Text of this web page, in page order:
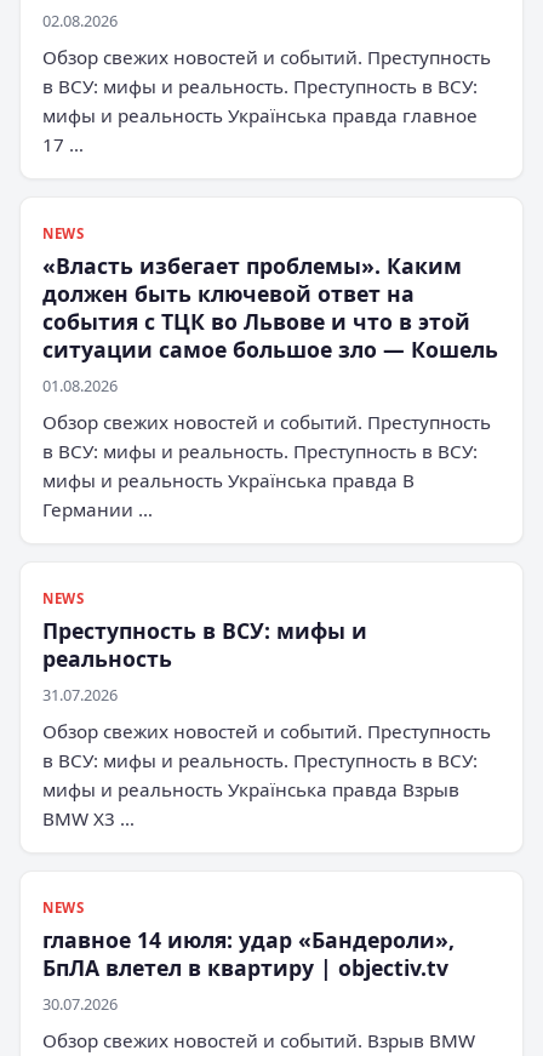
02.08.2026
Обзор свежих новостей и событий. Преступность
в ВСУ: мифы и реальность. Преступность в ВСУ:
мифы и реальность Українська правда главное
17 …
NEWS
«Власть избегает проблемы». Каким
должен быть ключевой ответ на
события с ТЦК во Львове и что в этой
ситуации самое большое зло — Кошель
01.08.2026
Обзор свежих новостей и событий. Преступность
в ВСУ: мифы и реальность. Преступность в ВСУ:
мифы и реальность Українська правда В
Германии …
NEWS
Преступность в ВСУ: мифы и
реальность
31.07.2026
Обзор свежих новостей и событий. Преступность
в ВСУ: мифы и реальность. Преступность в ВСУ:
мифы и реальность Українська правда Взрыв
BMW X3 …
NEWS
главное 14 июля: удар «Бандероли»,
БпЛА влетел в квартиру | objectiv.tv
30.07.2026
Обзор свежих новостей и событий. Взрыв BMW